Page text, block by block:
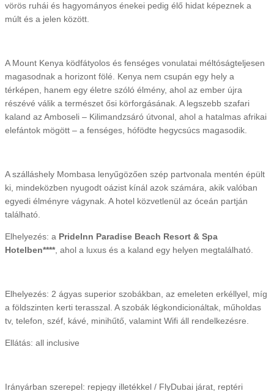
vörös ruhái és hagyományos énekei pedig élő hidat képeznek a
múlt és a jelen között.
A Mount Kenya ködfátyolos és fenséges vonulatai méltóságteljesen
magasodnak a horizont fölé. Kenya nem csupán egy hely a
térképen, hanem egy életre szóló élmény, ahol az ember újra
részévé válik a természet ősi körforgásának. A legszebb szafari
kaland az Amboseli – Kilimandzsáró útvonal, ahol a hatalmas afrikai
elefántok mögött – a fenséges, hófödte hegycsúcs magasodik.
A szálláshely Mombasa lenyűgözően szép partvonala mentén épült
ki, mindeközben nyugodt oázist kínál azok számára, akik valóban
egyedi élményre vágynak. A hotel közvetlenül az óceán partján
található.
Elhelyezés: a PrideInn Paradise Beach Resort & Spa
Hotelben****, ahol a luxus és a kaland egy helyen megtalálható.
Elhelyezés: 2 ágyas superior szobákban, az emeleten erkéllyel, míg
a földszinten kerti terasszal. A szobák légkondicionáltak, műholdas
tv, telefon, széf, kávé, minihűtő, valamint Wifi áll rendelkezésre.
Ellátás: all inclusive
Irányárban szerepel: repjegy illetékkel / FlyDubai járat, reptéri